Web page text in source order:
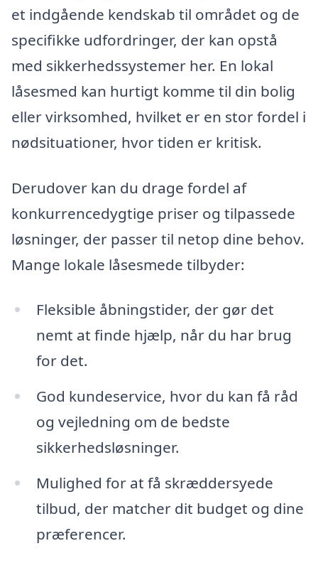
et indgående kendskab til området og de
specifikke udfordringer, der kan opstå
med sikkerhedssystemer her. En lokal
låsesmed kan hurtigt komme til din bolig
eller virksomhed, hvilket er en stor fordel i
nødsituationer, hvor tiden er kritisk.
Derudover kan du drage fordel af
konkurrencedygtige priser og tilpassede
løsninger, der passer til netop dine behov.
Mange lokale låsesmede tilbyder:
Fleksible åbningstider, der gør det
nemt at finde hjælp, når du har brug
for det.
God kundeservice, hvor du kan få råd
og vejledning om de bedste
sikkerhedsløsninger.
Mulighed for at få skræddersyede
tilbud, der matcher dit budget og dine
præferencer.